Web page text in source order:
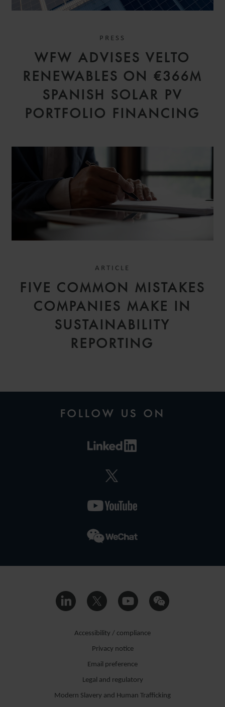
BARQUILLA
MADRID
PRESS
WFW ADVISES VELTO
RENEWABLES ON €366M
SPANISH SOLAR PV
PORTFOLIO FINANCING
ARTICLE
FIVE COMMON MISTAKES
COMPANIES MAKE IN
SUSTAINABILITY
REPORTING
FOLLOW US ON
Accessibility / compliance
Privacy notice
Email preference
Legal and regulatory
Modern Slavery and Human Trafficking